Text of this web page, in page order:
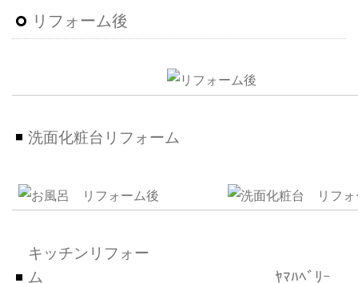
リフォーム後
洗面化粧台リフォーム
キッチンリフォー
ム ﾔﾏﾊﾍﾞﾘｰ